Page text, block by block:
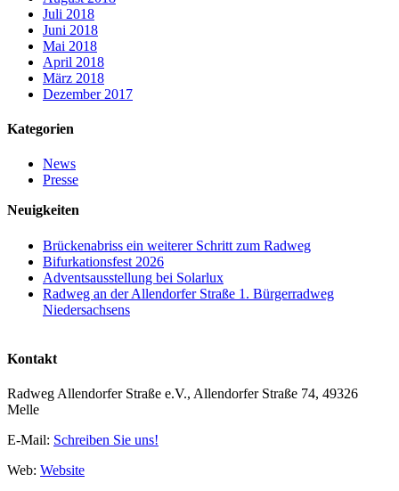
Juli 2018
Juni 2018
Mai 2018
April 2018
März 2018
Dezember 2017
Kategorien
News
Presse
Neuigkeiten
Brückenabriss ein weiterer Schritt zum Radweg
Bifurkationsfest 2026
Adventsausstellung bei Solarlux
Radweg an der Allendorfer Straße 1. Bürgerradweg
Niedersachsens
Kontakt
Radweg Allendorfer Straße e.V., Allendorfer Straße 74, 49326
Melle
E-Mail: Schreiben Sie uns!
Web: Website